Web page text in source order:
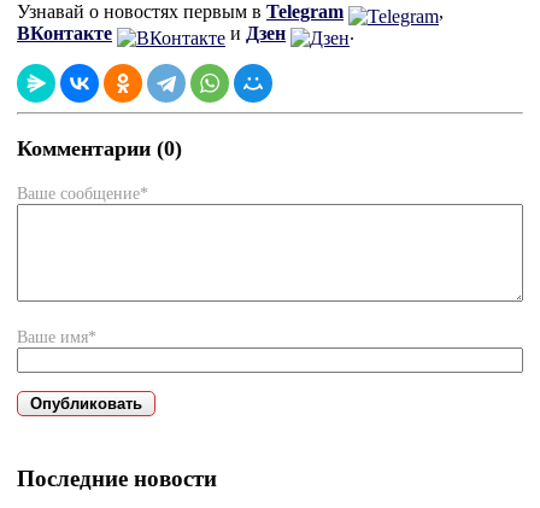
Узнавай о новостях первым в Telegram
,
ВКонтакте
и Дзен .
Комментарии (0)
Ваше сообщение*
Ваше имя*
Последние новости